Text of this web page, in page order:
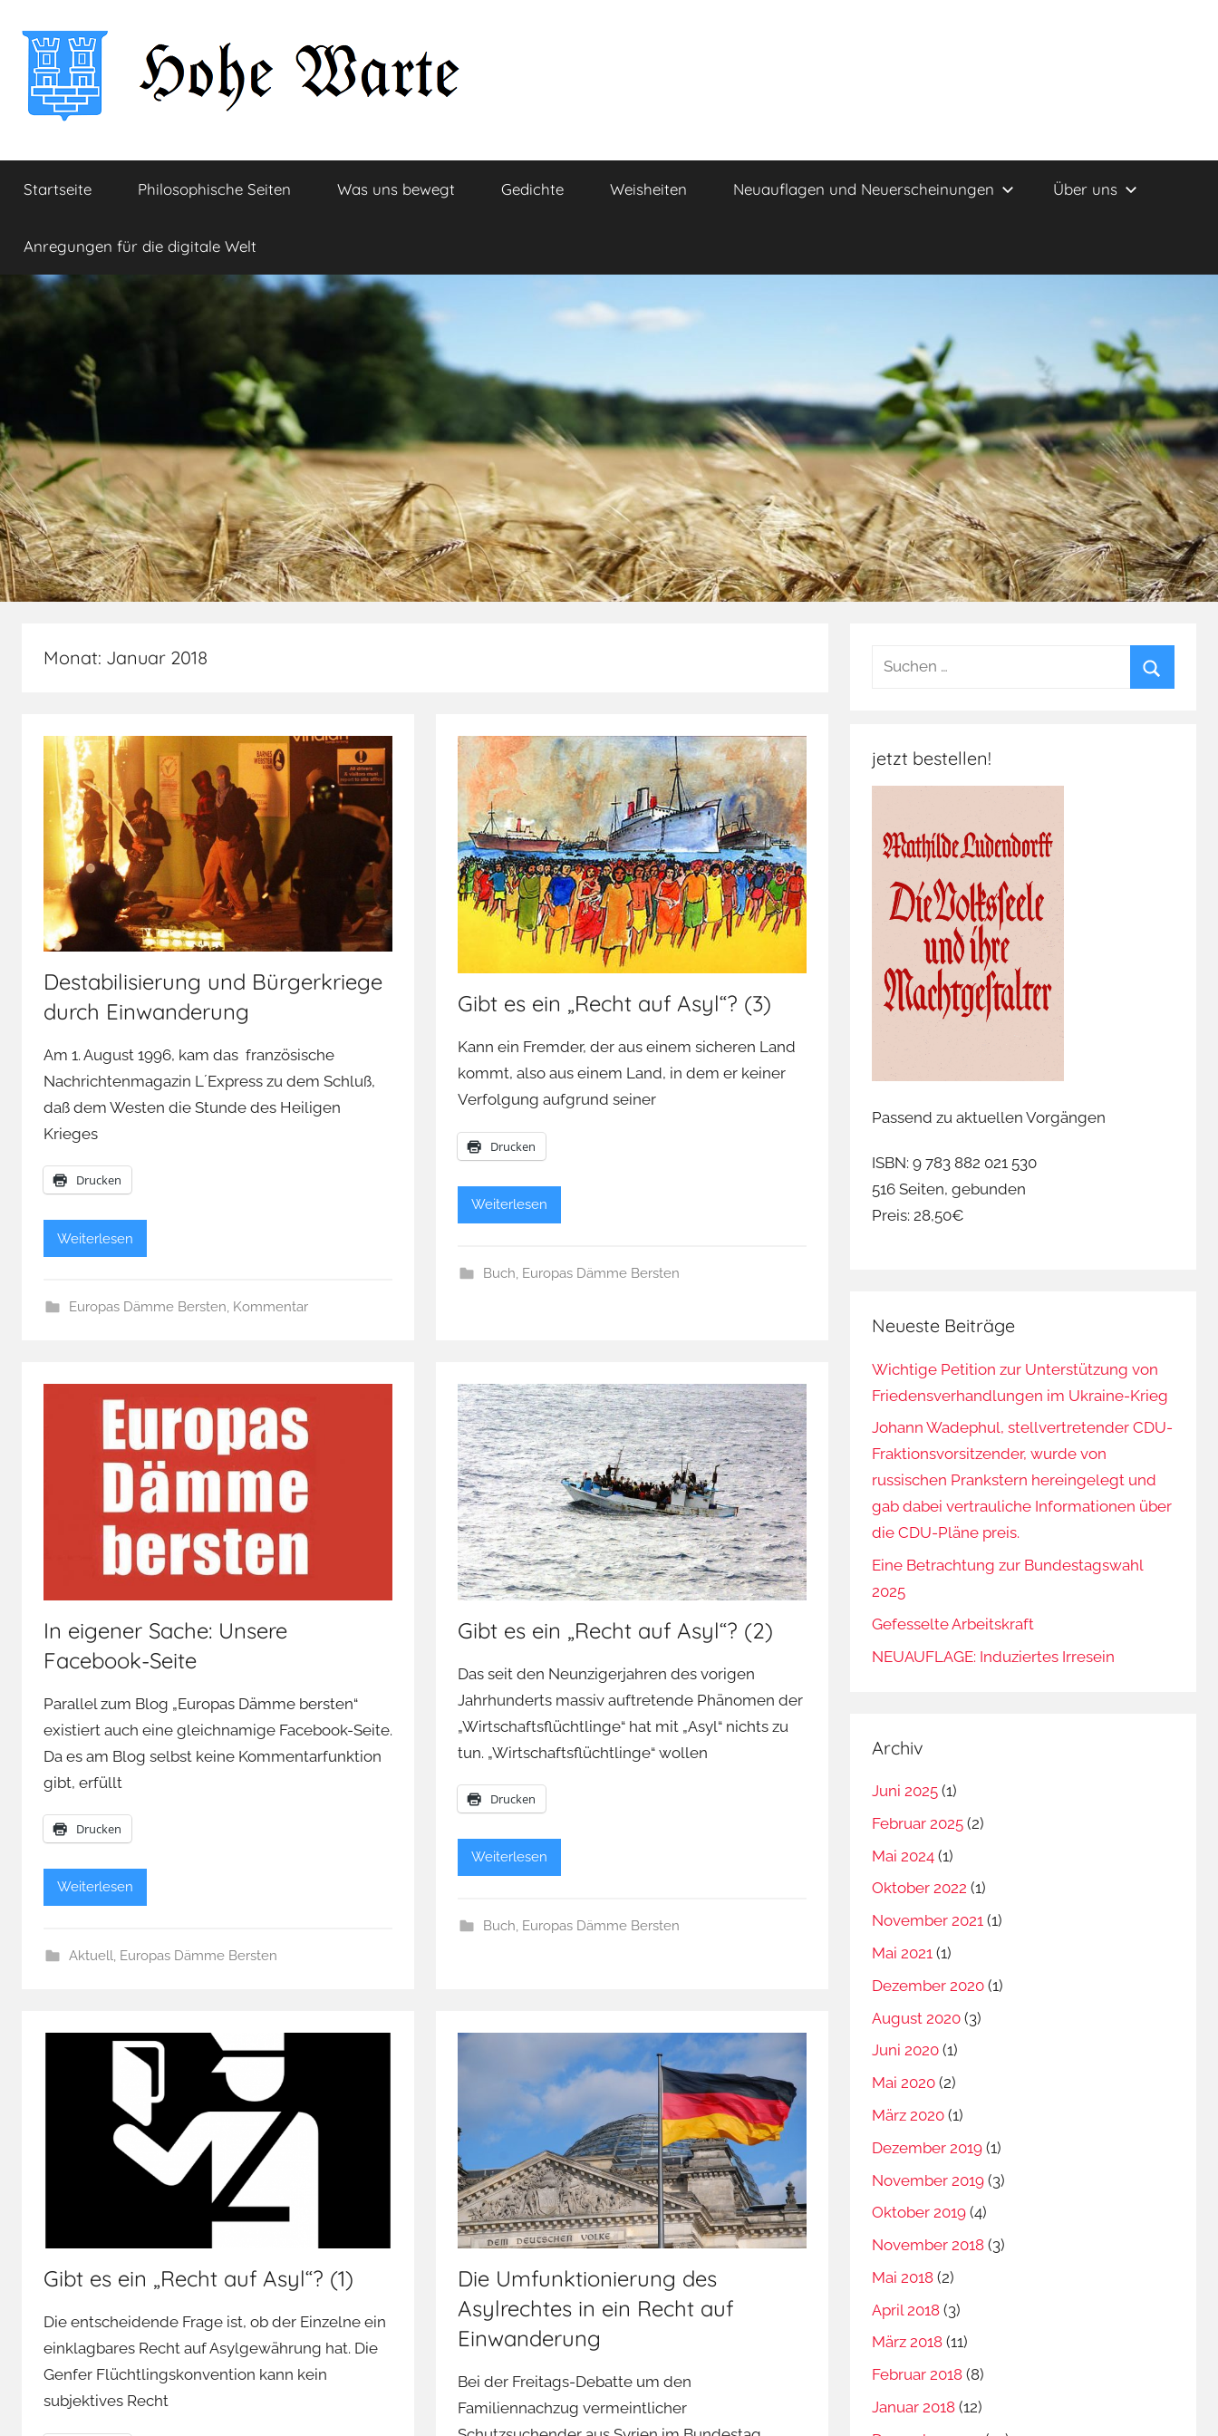
Inhalt
springen
Hohe
Warte
Startseite Philosophische Seiten Was uns bewegt Gedichte Weisheiten Neuauflagen und Neuerscheinungen Über uns
Anregungen für die digitale Welt
Monat: Januar 2018
Destabilisierung und Bürgerkriege
durch Einwanderung
Am 1. August 1996, kam das französische
Nachrichtenmagazin L´Express zu dem Schluß,
daß dem Westen die Stunde des Heiligen
Krieges
Drucken
Weiterlesen
Europas Dämme Bersten, Kommentar
Gibt es ein „Recht auf Asyl“? (3)
Kann ein Fremder, der aus einem sicheren Land
kommt, also aus einem Land, in dem er keiner
Verfolgung aufgrund seiner
Drucken
Weiterlesen
Buch, Europas Dämme Bersten
In eigener Sache: Unsere
Facebook-Seite
Parallel zum Blog „Europas Dämme bersten“
existiert auch eine gleichnamige Facebook-Seite.
Da es am Blog selbst keine Kommentarfunktion
gibt, erfüllt
Drucken
Weiterlesen
Aktuell, Europas Dämme Bersten
Gibt es ein „Recht auf Asyl“? (2)
Das seit den Neunzigerjahren des vorigen
Jahrhunderts massiv auftretende Phänomen der
„Wirtschaftsflüchtlinge“ hat mit „Asyl“ nichts zu
tun. „Wirtschaftsflüchtlinge“ wollen
Drucken
Weiterlesen
Buch, Europas Dämme Bersten
Gibt es ein „Recht auf Asyl“? (1)
Die entscheidende Frage ist, ob der Einzelne ein
einklagbares Recht auf Asylgewährung hat. Die
Genfer Flüchtlingskonvention kann kein
subjektives Recht
Die Umfunktionierung des
Asylrechtes in ein Recht auf
Einwanderung
Bei der Freitags-Debatte um den
Familiennachzug vermeintlicher
Suchen
jetzt bestellen!
Passend zu aktuellen Vorgängen
ISBN: 9 783 882 021 530
516 Seiten, gebunden
Preis: 28,50€
Neueste Beiträge
Wichtige Petition zur Unterstützung von
Friedensverhandlungen im Ukraine-Krieg
Johann Wadephul, stellvertretender CDU-
Fraktionsvorsitzender, wurde von
russischen Prankstern hereingelegt und
gab dabei vertrauliche Informationen über
die CDU-Pläne preis.
Eine Betrachtung zur Bundestagswahl
2025
Gefesselte Arbeitskraft
NEUAUFLAGE: Induziertes Irresein
Archiv
Juni 2025 (1)
Februar 2025 (2)
Mai 2024 (1)
Oktober 2022 (1)
November 2021 (1)
Mai 2021 (1)
Dezember 2020 (1)
August 2020 (3)
Juni 2020 (1)
Mai 2020 (2)
März 2020 (1)
Dezember 2019 (1)
November 2019 (3)
Oktober 2019 (4)
November 2018 (3)
Mai 2018 (2)
April 2018 (3)
März 2018 (11)
Februar 2018 (8)
Januar 2018 (12)